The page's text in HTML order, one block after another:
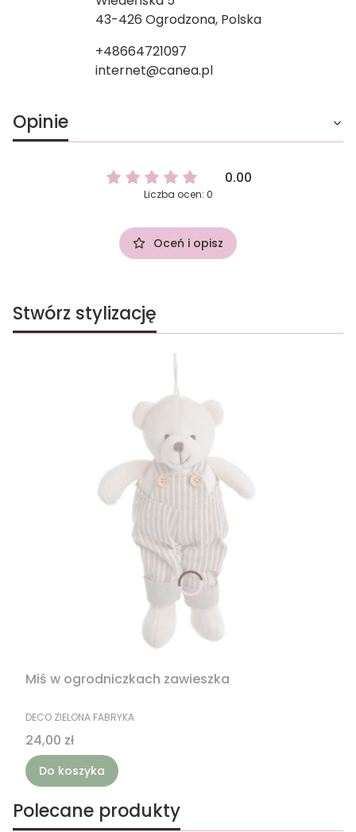
43-426 Ogrodzona, Polska
+48664721097
internet@canea.pl
Opinie
0.00
Liczba ocen: 0
Oceń i opisz
Stwórz stylizację
Miś w ogrodniczkach zawieszka
PRODUCENT
DECO ZIELONA FABRYKA
Cena
24,00 zł
Do koszyka
Polecane produkty